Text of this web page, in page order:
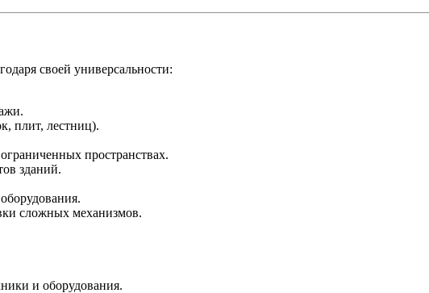
своей универсальности:
плит, лестниц).
пространствах.
зданий.
сложных механизмов.
и оборудования.